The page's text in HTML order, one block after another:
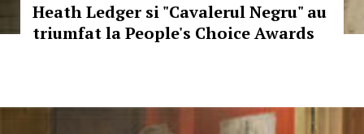
Heath Ledger si "Cavalerul Negru" au
triumfat la People's Choice Awards